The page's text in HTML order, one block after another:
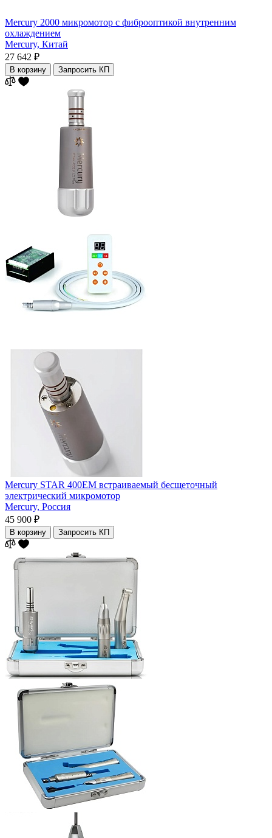
Mercury 2000 микромотор c фиброоптикой внутренним
охлаждением
Mercury, Китай
27 642 ₽
В корзину Запросить КП
Mercury STAR 400EM встраиваемый бесщеточный
электрический микромотор
Mercury, Россия
45 900 ₽
В корзину Запросить КП